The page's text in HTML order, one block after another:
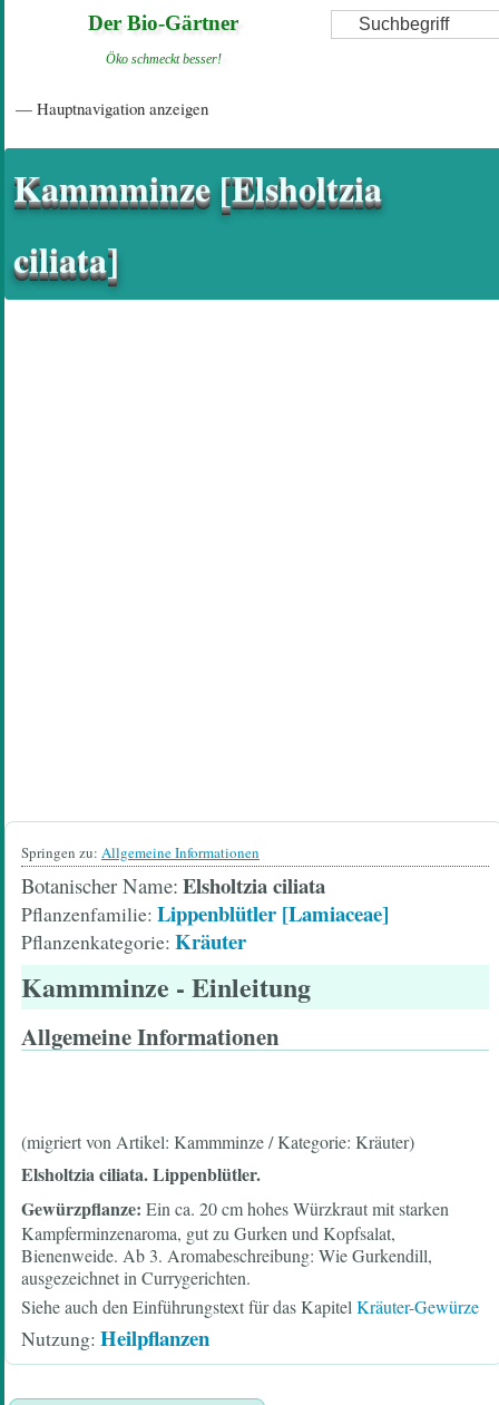
Suche
Der Bio-Gärtner
Öko schmeckt besser!
— Hauptnavigation anzeigen
Kammminze [Elsholtzia
ciliata]
Springen zu: Allgemeine Informationen
Botanischer Name Elsholtzia ciliata
Pflanzenfamilie Lippenblütler [Lamiaceae]
Pflanzenkategorie Kräuter
Kammminze - Einleitung
Allgemeine Informationen
(migriert von Artikel: Kammminze / Kategorie: Kräuter)
Elsholtzia ciliata. Lippenblütler.
Gewürzpflanze: Ein ca. 20 cm hohes Würzkraut mit starken
Kampferminzenaroma, gut zu Gurken und Kopfsalat,
Bienenweide. Ab 3. Aromabeschreibung: Wie Gurkendill,
ausgezeichnet in Currygerichten.
Siehe auch den Einführungstext für das Kapitel Kräuter-Gewürze
Nutzung Heilpflanzen